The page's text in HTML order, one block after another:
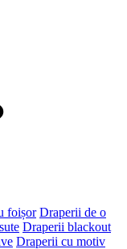
foișor Draperii de o
Draperii blackout
Draperii cu motiv